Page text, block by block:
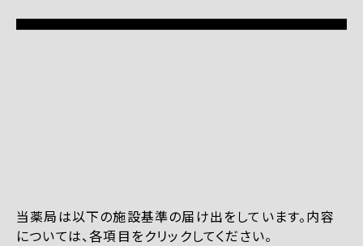
当薬局は以下の施設基準の届け出をしています。内容
については、各項目をクリックしてください。